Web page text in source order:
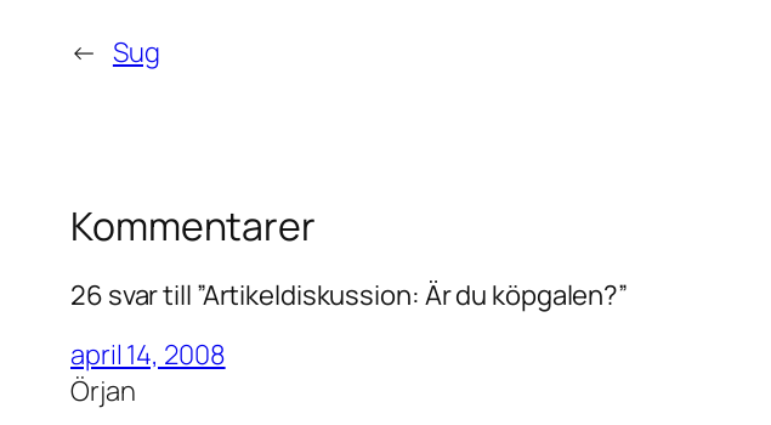
← Sug
Kommentarer
26 svar till ”Artikeldiskussion: Är du köpgalen?”
april 14, 2008
Örjan